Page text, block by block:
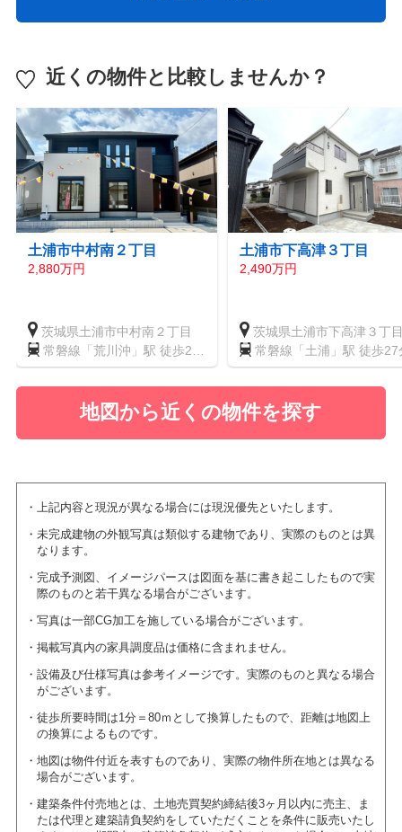
近くの物件と比較しませんか？
土浦市中村南２丁目
2,880万円
茨城県土浦市中村南２丁目
常磐線「荒川沖」駅 徒歩20
分
土浦市下高津３丁目
2,490万円
茨城県土浦市下高津３丁
常磐線「土浦」駅 徒歩27
地図から近くの物件を探す
上記内容と現況が異なる場合には現況優先といたします。
未完成建物の外観写真は類似する建物であり、実際のものとは異
なります。
完成予測図、イメージパースは図面を基に書き起こしたもので実
際のものと若干異なる場合がございます。
写真は一部CG加工を施している場合がございます。
掲載写真内の家具調度品は価格に含まれません。
設備及び仕様写真は参考イメージです。実際のものと異なる場合
がございます。
徒歩所要時間は1分＝80ｍとして換算したもので、距離は地図上
の換算によるものです。
地図は物件付近を表すものであり、実際の物件所在地とは異なる
場合がございます。
建築条件付売地とは、土地売買契約締結後3ヶ月以内に売主、ま
たは代理と建築請負契約をしていただくことを条件に販売いたし